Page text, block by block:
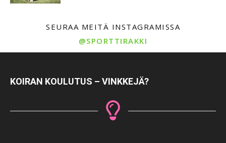
SEURAA MEITÄ INSTAGRAMISSA
@SPORTTIRAKKI
KOIRAN KOULUTUS – VINKKEJÄ?